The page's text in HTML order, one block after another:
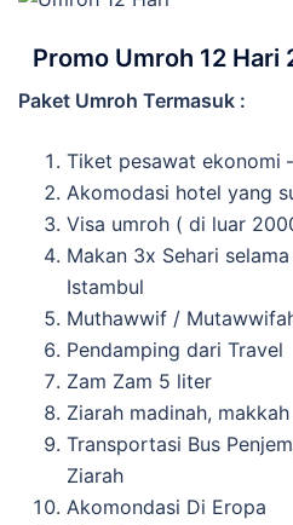
Promo Umroh 12 Hari
Paket Umroh Termasuk :
Tiket pesawat ekonomi
Akomodasi hotel yang
Visa umroh ( di luar
Makan 3x Sehari
Istambul
Muthawwif /
Pendamping dari Travel
Zam Zam 5 liter
Ziarah madinah,
Transportasi Bus
Ziarah
Akomondasi Di Eropa